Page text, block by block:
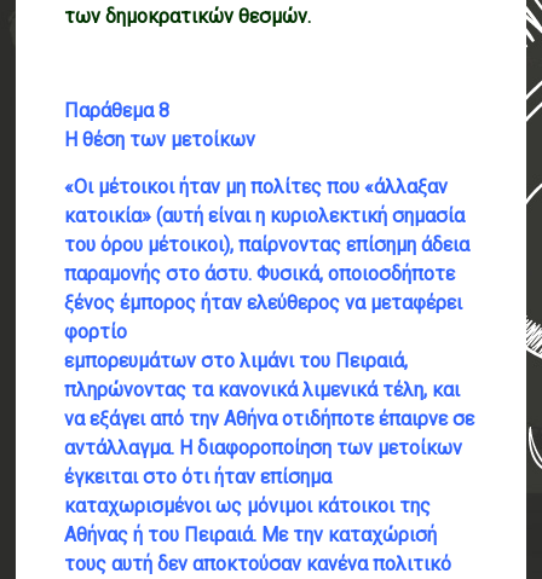
των δημοκρατικών θεσμών.
Παράθεμα 8
Η θέση των μετοίκων
«Οι μέτοικοι ήταν μη πολίτες που «άλλαξαν
κατοικία» (αυτή είναι η κυριολεκτικήσημασία
του όρου μέτοικοι), παίρνοντας επίσημη άδεια
παραμονής στο άστυ.Φυσικά, οποιοσδήποτε
ξένος έμπορος ήταν ελεύθερος να μεταφέρει
φορτίο
εμπορευμάτων στο λιμάνι του Πειραιά,
πληρώνοντας τα κανονικά λιμενικά τέλη, και
να εξάγει από την Αθήνα οτιδήποτε έπαιρνε σε
αντάλλαγμα. Η διαφοροποίηση των μετοίκων
έγκειται στο ότι ήταν επίσημα
καταχωρισμένοι ως μόνιμοι κάτοικοι της
Αθήνας ή του Πειραιά. Με την καταχώρισή
τους αυτή δεν αποκτούσαν κανέναπολιτικό